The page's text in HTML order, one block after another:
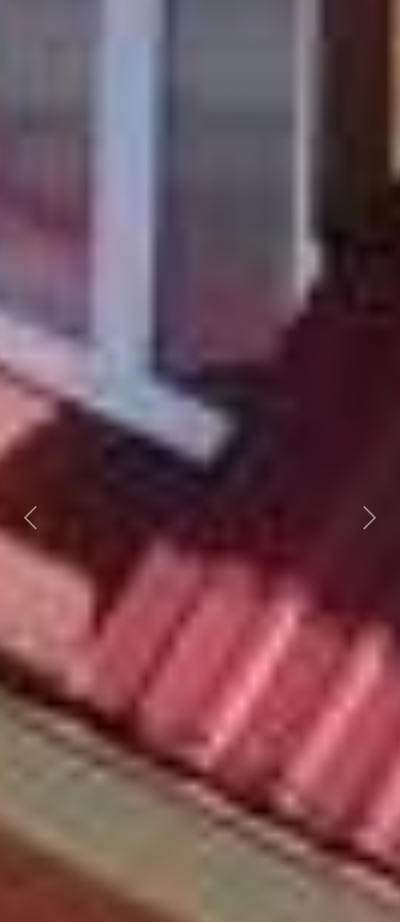
Předchozí Další